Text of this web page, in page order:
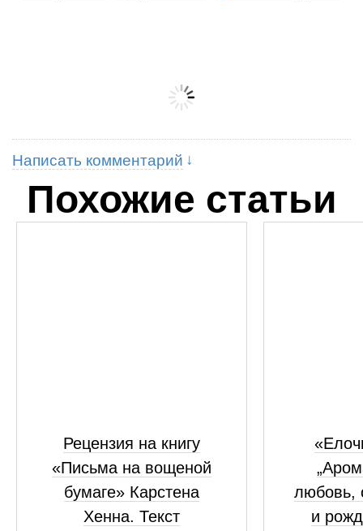
Написать комментарий
Похожие статьи
Рецензия на книгу
«Письма на вощеной
бумаге» Карстена
Хенна. Текст
любовь,
и